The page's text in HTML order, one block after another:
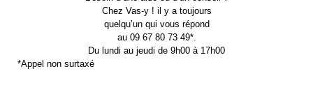
Chez Vas-y ! il y a toujours
quelqu’un qui vous répond
au 09 67 80 73 49*.
Du lundi au jeudi de 9h00 à 17h00
*Appel non surtaxé